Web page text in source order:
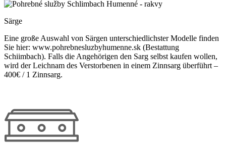
Särge
Eine große Auswahl von Särgen unterschiedlichster Modelle finden
Sie hier: www.pohrebnesluzbyhumenne.sk (Bestattung
Schiimbach). Falls die Angehörigen den Sarg selbst kaufen wollen,
wird der Leichnam des Verstorbenen in einem Zinnsarg überführt –
400€ / 1 Zinnsarg.